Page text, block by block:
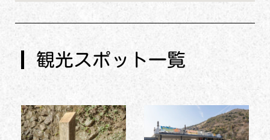
観光スポット一覧